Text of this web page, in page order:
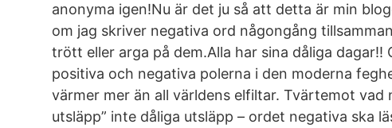
anonyma igen!Nu är det ju så att detta är min
om jag skriver negativa ord någongång
trött eller arga på dem.Alla har sina dåliga dagar!!
positiva och negativa polerna i den moderna
värmer mer än all världens elfiltar. Tvärtemot vad
utsläpp” inte dåliga utsläpp – ordet negativa ska